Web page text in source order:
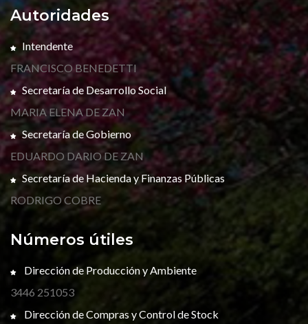
Autoridades
Intendente
FRANCISCO BENEDETTI
Secretaría de Desarrollo Social
MARIA ELENA DE ZAN
Secretaría de Gobierno
EDUARDO DARIO DE ZAN
Secretaría de Hacienda y Finanzas Públicas
RODRIGO COBRE
Números útiles
Dirección de Producción y Ambiente
3446 251053
Dirección de Compras y Control de Stock